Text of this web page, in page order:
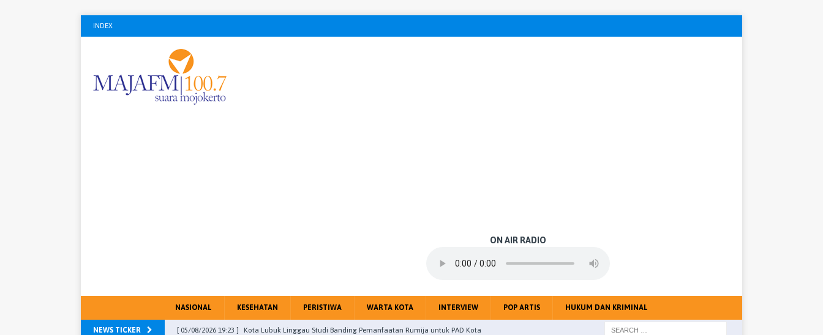
INDEX
ON AIR RADIO
NASIONAL KESEHATAN PERISTIWA WARTA KOTA INTERVIEW POP ARTIS HUKUM DAN KRIMINAL
NEWS TICKER [ 05/08/2026 19:23 ] Kota Lubuk Linggau Studi Banding Pemanfaatan Rumija untuk PAD Kota